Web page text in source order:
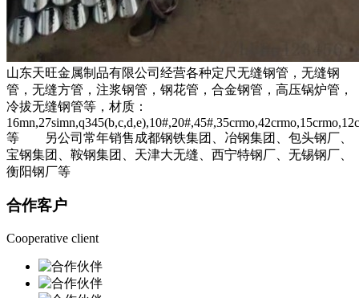
山东天旺金属制品有限公司经营各种定尺无缝钢管，无缝钢
管，无缝方管，注浆钢管，钢花管，合金钢管，高压锅炉管，
冷拔无缝钢管等，材质：
等 另公司常年销售成都钢铁集团、冶钢集团、包头钢厂、
宝钢集团、鞍钢集团、天津大无缝、西宁特钢厂、无锡钢厂、
衡阳钢厂等
合作客户
Cooperative client